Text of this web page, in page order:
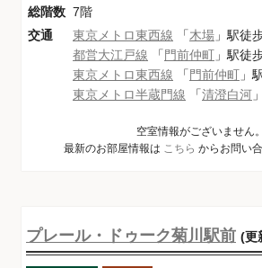
総階数 7階
交通
東京メトロ東西線 「木場 」駅徒
都営大江戸線 「門前仲町 」駅徒
東京メトロ東西線 「門前仲町 」
東京メトロ半蔵門線 「清澄白河
空室情報がございません。
最新のお部屋情報は こちら からお問い
プレール・ドゥーク菊川駅前 (更